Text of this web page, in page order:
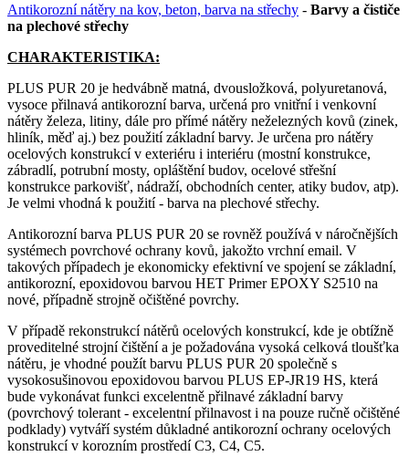
Antikorozní nátěry na kov, beton, barva na střechy - Barvy a čističe
na plechové střechy
CHARAKTERISTIKA:
PLUS PUR 20 je hedvábně matná, dvousložková, polyuretanová,
vysoce přilnavá antikorozní barva, určená pro vnitřní i venkovní
nátěry železa, litiny, dále pro přímé nátěry neželezných kovů (zinek,
hliník, měď aj.) bez použití základní barvy. Je určena pro nátěry
ocelových konstrukcí v exteriéru i interiéru (mostní konstrukce,
zábradlí, potrubní mosty, opláštění budov, ocelové střešní
konstrukce parkovišť, nádraží, obchodních center, atiky budov, atp).
Je velmi vhodná k použití - barva na plechové střechy.
Antikorozní barva PLUS PUR 20 se rovněž používá v náročnějších
systémech povrchové ochrany kovů, jakožto vrchní email. V
takových případech je ekonomicky efektivní ve spojení se základní,
antikorozní, epoxidovou barvou HET Primer EPOXY S2510 na
nové, případně strojně očištěné povrchy.
V případě rekonstrukcí nátěrů ocelových konstrukcí, kde je obtížně
proveditelné strojní čištění a je požadována vysoká celková tloušťka
nátěru, je vhodné použít barvu PLUS PUR 20 společně s
vysokosušinovou epoxidovou barvou PLUS EP-JR19 HS, která
bude vykonávat funkci excelentně přilnavé základní barvy
(povrchový tolerant - excelentní přilnavost i na pouze ručně očištěné
podklady) vytváří systém důkladné antikorozní ochrany ocelových
konstrukcí v korozním prostředí C3, C4, C5.